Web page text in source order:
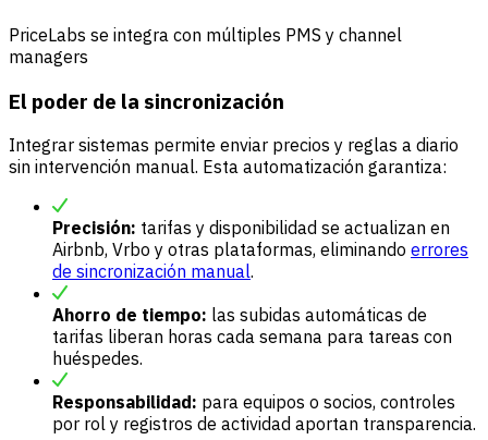
PriceLabs se integra con múltiples PMS y channel
managers
El poder de la sincronización
Integrar sistemas permite enviar precios y reglas a diario
sin intervención manual. Esta automatización garantiza:
Precisión: tarifas y disponibilidad se actualizan en
Airbnb, Vrbo y otras plataformas, eliminando errores
de sincronización manual.
Ahorro de tiempo: las subidas automáticas de
tarifas liberan horas cada semana para tareas con
huéspedes.
Responsabilidad: para equipos o socios, controles
por rol y registros de actividad aportan transparencia.